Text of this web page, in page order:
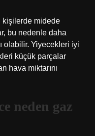
kişilerde midede
bu nedenle daha
olabilir. Yiyecekleri iyi
küçük parçalar
hava miktarını
neden gaz